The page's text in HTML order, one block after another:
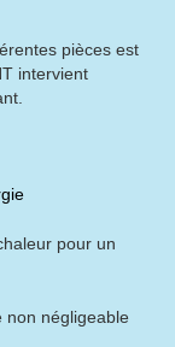
pièces est
intervient
pour un
non négligeable